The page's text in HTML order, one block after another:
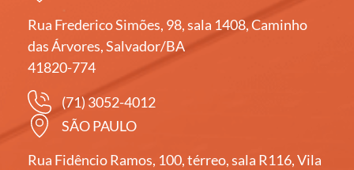
Rua Frederico Simões, 98, sala 1408, Caminho
das Árvores, Salvador/BA
41820-774
(71) 3052-4012
SÃO PAULO
Rua Fidêncio Ramos, 100, térreo, sala R116, Vila